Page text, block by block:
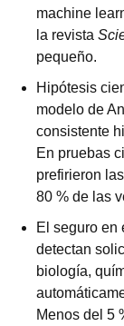
machine
la revista
pequeño.
Hipótesis
modelo de
consistente
En pruebas
prefirieron
80 % de las
El seguro en
detectan
biología,
Menos del 5